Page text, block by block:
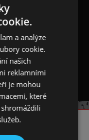
houslemi
3-vstrvých
25 x 25 cm (v
x 12,5 cm.
a analýze
cookie.
našich
reklamními
je mohou
které